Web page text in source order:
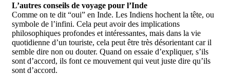
L’autres conseils de voyage pour l’Inde
Comme on te dit “oui” en Inde. Les Indiens hochent la tête, ou
symbole de l’infini. Cela peut avoir des implications
philosophiques profondes et intéressantes, mais dans la vie
quotidienne d’un touriste, cela peut être très désorientant car il
semble dire non ou douter. Quand on essaie d’expliquer, s’ils
sont d’accord, ils font ce mouvement qui veut juste dire qu’ils
sont d’accord.